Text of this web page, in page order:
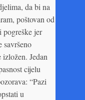
da bi na
poštovan od
jer
savršeno
Jedan
cijelu
“Pazi
u